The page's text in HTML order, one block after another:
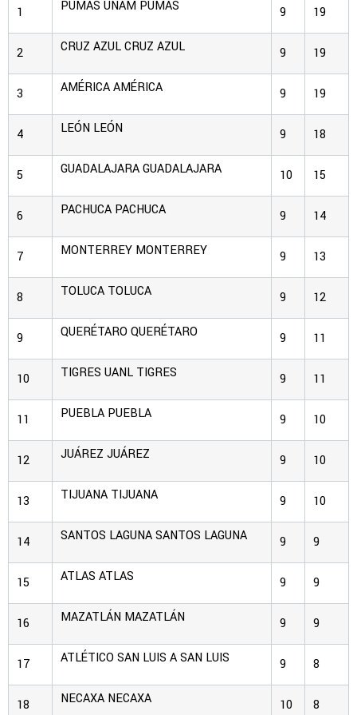
1 PUMAS UNAM PUMAS 9 19
2 CRUZ AZULCRUZ AZUL 9 19
3 AMÉRICAAMÉRICA 9 19
4 LEÓN LEÓN 9 18
5 GUADALAJARAGUADALAJARA 10 15
6 PACHUCA PACHUCA 9 14
7 MONTERREY MONTERREY 9 13
8 TOLUCA TOLUCA 9 12
9 QUERÉTAROQUERÉTARO 9 11
10 TIGRES UANL TIGRES 9 11
11 PUEBLA PUEBLA 9 10
12 JUÁREZ JUÁREZ 9 10
13 TIJUANA TIJUANA 9 10
14 SANTOS LAGUNASANTOS LAGUNA 9 9
15 ATLAS ATLAS 9 9
16 MAZATLÁN MAZATLÁN 9 9
17 ATLÉTICO SAN LUIS A SAN LUIS 9 8
18 NECAXA NECAXA 10 8